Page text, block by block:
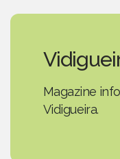
Magazine
Vidigueira.